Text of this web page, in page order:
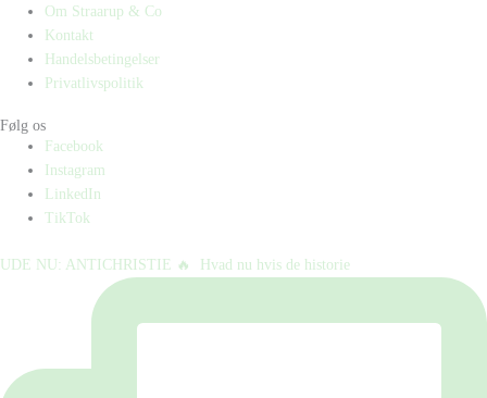
Om Straarup & Co
Kontakt
Handelsbetingelser
Privatlivspolitik
Følg os
Facebook
Instagram
LinkedIn
TikTok
UDE NU: ANTICHRISTIE 🔥⁠ ⁠ Hvad nu hvis de historie